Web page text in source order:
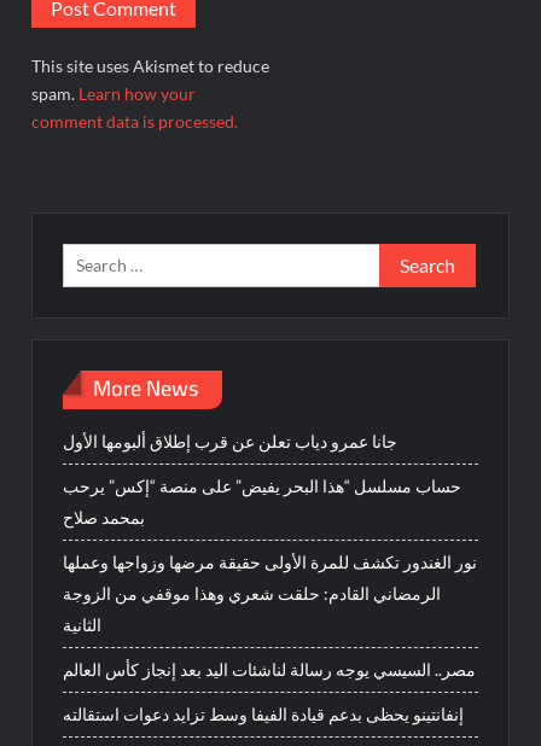
This site uses Akismet to reduce
spam. Learn how your
comment data is processed.
Search
for:
More News
جانا عمرو دياب تعلن عن قرب إطلاق ألبومها الأول
حساب مسلسل “هذا البحر يفيض” على منصة “إكس” يرحب
بمحمد صلاح
نور الغندور تكشف للمرة الأولى حقيقة مرضها وزواجها وعملها
الرمضاني القادم: حلقت شعري وهذا موقفي من الزوجة
الثانية
مصر.. السيسي يوجه رسالة لناشئات اليد بعد إنجاز كأس العالم
إنفانتينو يحظى بدعم قيادة الفيفا وسط تزايد دعوات استقالته